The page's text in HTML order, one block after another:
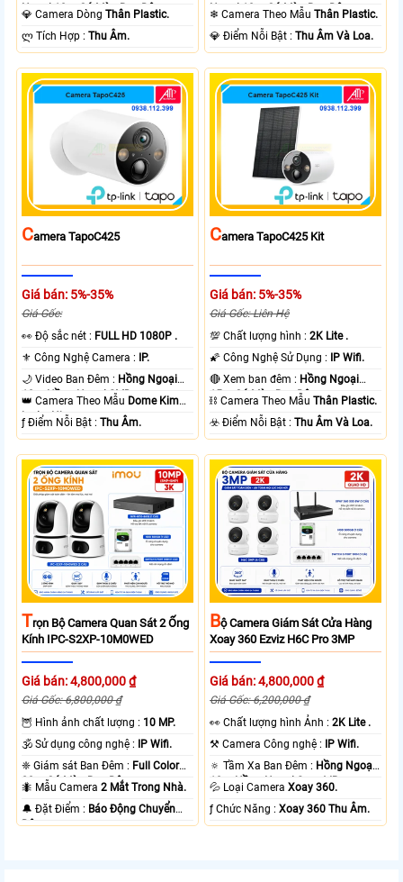
Ngoại 10m Có Màu Ban Ðêm.
💎 Camera DòngThân Plastic.
️ლ Tích Hợp :Thu Âm.
Ngoại 10m Có Màu Ban Ðêm.
❄ Camera Theo MẫuThân Plastic.
️💎 Điểm Nỗi Bật :Thu Âm Và Loa.
CAmera TapoC425
Giá bán: 5%-35%
Giá Gốc:
️👀 Độ sắc nét : FULL HD 1080P .
⚜️ Công Nghệ Camera : IP.
🌙 Video Ban Đêm : Hồng Ngoại
10m Hồng Ngoại SMD.
👑 Camera Theo Mẫu Dome Kim
loại + Nhựa.
️ƒ Điểm Nỗi Bật :Thu Âm.
CAmera TapoC425 Kit
Giá bán: 5%-35%
Giá Gốc: Liên Hệ
💯 Chất lượng hình :2K Lite .
🌠 Công Nghệ Sử Dụng : IP Wifi.
🔴 Xem ban đêm : Hồng Ngoại
15m Có Màu Ban Ðêm.
⛓ Camera Theo MẫuThân Plastic.
️☣️ Điểm Nỗi Bật :Thu Âm Và Loa.
TRọn Bộ Camera Quan Sát 2 Ống
Kính IPC-S2XP-10M0WED
Giá bán: 4,800,000 ₫
Giá Gốc: 6,800,000 ₫
🦉 Hình ảnh chất lượng : 10 MP.
🕉️ Sử dụng công nghệ : IP Wifi.
❈ Giám sát Ban Đêm : Full Color
20m Có Màu Ban Ðêm.
🐜 Mẫu Camera2 Mắt Trong Nhà.
️🔔 Đặt Điểm : Báo Động Chuyển
Động.
BỘ Camera Giám Sát Cửa Hàng
Xoay 360 Ezviz H6C Pro 3MP
Giá bán: 4,800,000 ₫
Giá Gốc: 6,200,000 ₫
️👀 Chất lượng hình Ảnh :2K Lite .
⚒ Camera Công nghệ : IP Wifi.
🔅 Tầm Xa Ban Đêm : Hồng Ngoại
10m Hồng Ngoại Smart IR.
💦 Loại CameraXoay 360.
️ƒ Chức Năng :Xoay 360 Thu Âm.